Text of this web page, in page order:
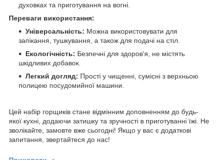
духовках та приготування на вогні.
Переваги використання:
Універсальність: Можна використовувати для
запікання, тушкування, а також для подачі на стіл.
Екологічність: Безпечні для здоров'я, не містять
шкідливих добавок.
Легкий догляд: Прості у чищенні, сумісні з верхньою
полицею посудомийної машини.
Цей набір горщиків стане відмінним доповненням до будь-
якої кухні, додаючи затишку та зручності в приготуванні їжі. Не
зволікайте, замовте вже сьогодні! Якщо у вас є додаткові
запитання, звертайтеся до нас!